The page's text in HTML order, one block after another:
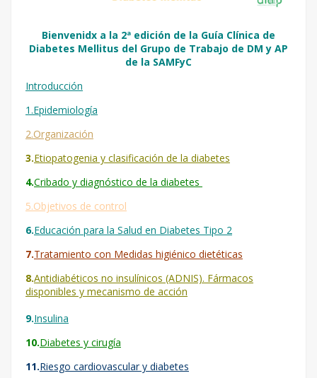
Bienvenidx a la 2ª edición de la Guía Clínica de
Diabetes Mellitus del Grupo de Trabajo de DM y AP
de la SAMFyC
Introducción
1.Epidemiología
2.Organización
3.Etiopatogenia y clasificación de la diabetes
4.Cribado y diagnóstico de la diabetes
5.Objetivos de control
6.Educación para la Salud en Diabetes Tipo 2
7.Tratamiento con Medidas higiénico dietéticas
8.Antidiabéticos no insulínicos (ADNIS). Fármacos
disponibles y mecanismo de acción
9.Insulina
10.Diabetes y cirugía
11.Riesgo cardiovascular y diabetes